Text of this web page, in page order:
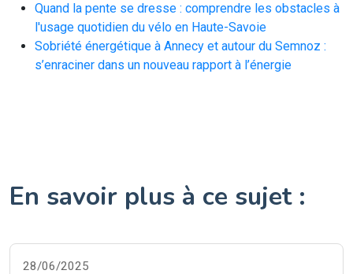
Quand la pente se dresse : comprendre les obstacles à
l'usage quotidien du vélo en Haute-Savoie
Sobriété énergétique à Annecy et autour du Semnoz :
s’enraciner dans un nouveau rapport à l’énergie
En savoir plus à ce sujet :
28/06/2025